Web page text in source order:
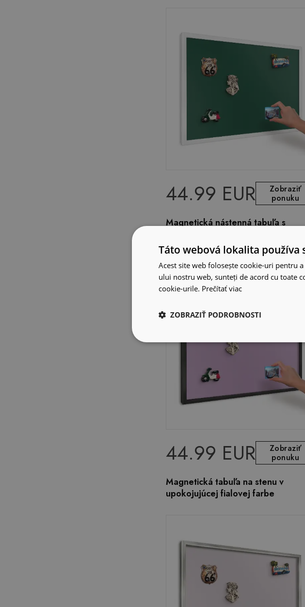
44.99 EUR
Zobraziť
ponuku
Magnetická nástenná tabuľa s
fľaškovozelená
44.99 EUR
Zobraziť
ponuku
Magnetická tabuľa na stenu v
upokojujúcej fialovej farbe
Táto webová lokalita používa
Acest site web folosește cookie-uri pentru
ului nostru web, sunteți de acord cu toate
cookie-urile. Prečítať viac
ZOBRAZIŤ PODROBNOSTI